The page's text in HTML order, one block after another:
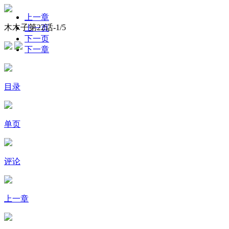
木木子第22话-1/5
上一章
上一页
下一页
下一章
目录
单页
评论
上一章